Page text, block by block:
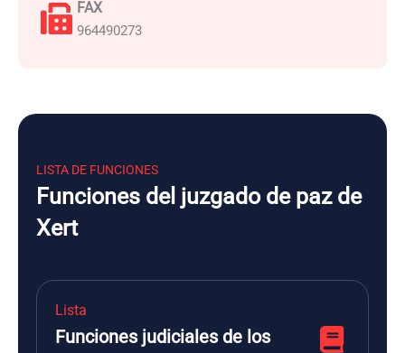
FAX
964490273
LISTA DE FUNCIONES
Funciones del juzgado de paz de
Xert
Lista
Funciones judiciales de los